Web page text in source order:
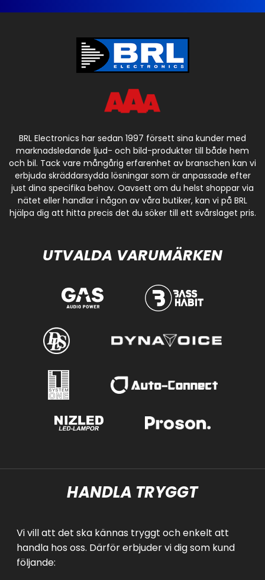
BRL Electronics har sedan 1997 försett sina kunder med
marknadsledande ljud- och bild-produkter till både hem
och bil. Tack vare mångårig erfarenhet av branschen kan vi
erbjuda skräddarsydda lösningar som är anpassade efter
just dina specifika behov. Oavsett om du helst shoppar via
nätet eller handlar i någon av våra butiker, kan vi på BRL
hjälpa dig att hitta precis det du söker till ett svårslaget pris.
UTVALDA VARUMÄRKEN
HANDLA TRYGGT
Vi vill att det ska kännas tryggt och enkelt att
handla hos oss. Därför erbjuder vi dig som kund
följande: